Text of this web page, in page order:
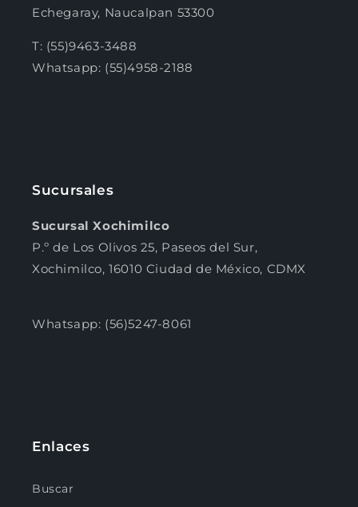
Echegaray, Naucalpan 53300
T: (55)9463-3488
Whatsapp: (55)4958-2188
Sucursales
Sucursal Xochimilco
P.º de Los Olivos 25, Paseos del Sur,
Xochimilco, 16010 Ciudad de México, CDMX
Whatsapp: (56)5247-8061
Enlaces
Buscar